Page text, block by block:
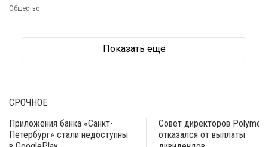
Общество
Показать ещё
СРОЧНОЕ
Приложения банка «Санкт-
Петербург» стали недоступны
Совет директоров
отказался от выплаты